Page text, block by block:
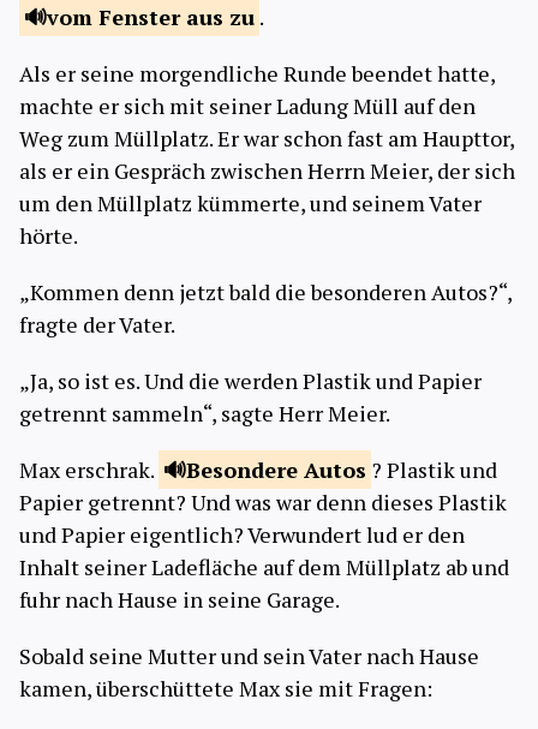
vom Fenster aus zu .
Als er seine morgendliche Runde beendet hatte,
machte er sich mit seiner Ladung Müll auf den
Weg zum Müllplatz. Er war schon fast am Haupttor,
als er ein Gespräch zwischen Herrn Meier, der sich
um den Müllplatz kümmerte, und seinem Vater
hörte.
„Kommen denn jetzt bald die besonderen Autos?“,
fragte der Vater.
„Ja, so ist es. Und die werden Plastik und Papier
getrennt sammeln“, sagte Herr Meier.
Max erschrak.
Besondere Autos ? Plastik und
Papier getrennt? Und was war denn dieses Plastik
und Papier eigentlich? Verwundert lud er den
Inhalt seiner Ladefläche auf dem Müllplatz ab und
fuhr nach Hause in seine Garage.
Sobald seine Mutter und sein Vater nach Hause
kamen, überschüttete Max sie mit Fragen: